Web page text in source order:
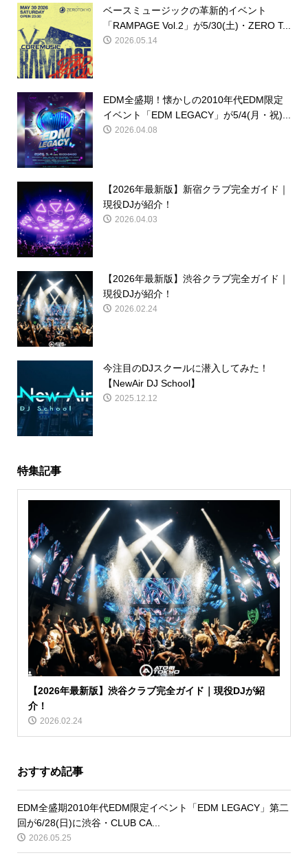
ベースミュージックの革新的イベント
「RAMPAGE Vol.2」が5/30(土)・ZERO T...
2026.05.14
EDM全盛期！懐かしの2010年代EDM限定
イベント「EDM LEGACY」が5/4(月・祝)...
2026.04.08
【2026年最新版】新宿クラブ完全ガイド｜
現役DJが紹介！
2026.04.03
【2026年最新版】渋谷クラブ完全ガイド｜
現役DJが紹介！
2026.02.24
今注目のDJスクールに潜入してみた！
【NewAir DJ School】
2025.12.12
特集記事
【2026年最新版】渋谷クラブ完全ガイド｜現役DJが紹
介！
2026.02.24
おすすめ記事
EDM全盛期2010年代EDM限定イベント「EDM LEGACY」第二
回が6/28(日)に渋谷・CLUB CA...
2026.05.25